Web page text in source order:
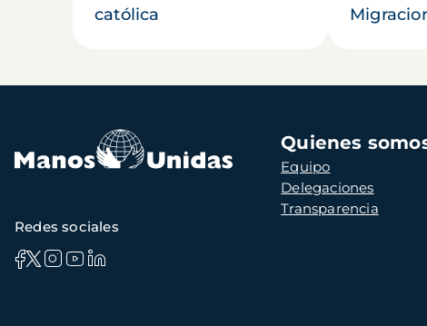
católica
Navegación
principal
Quienes
Equipo
Delegaciones
Transparencia
Redes sociales